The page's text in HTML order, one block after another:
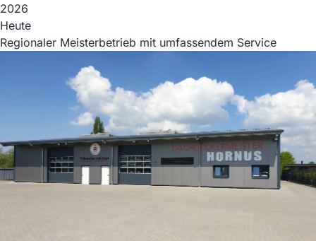
2026
Heute
Regionaler Meisterbetrieb mit umfassendem Service